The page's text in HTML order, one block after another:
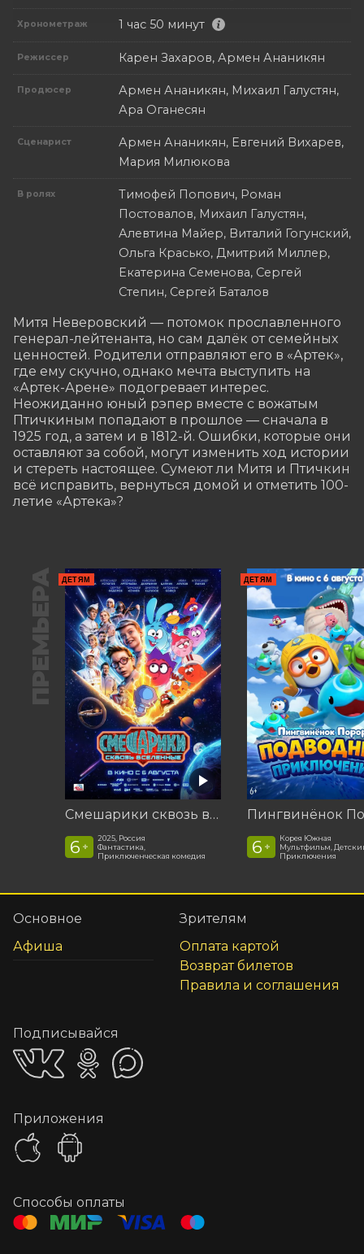
Хронометраж 1 час 50 минут
Режиссер Карен Захаров, Армен Ананикян
Продюсер
Армен Ананикян, Михаил Галустян,
Ара Оганесян
Сценарист
Армен Ананикян, Евгений Вихарев,
Мария Милюкова
В ролях
Тимофей Попович, Роман
Постовалов, Михаил Галустян,
Алевтина Майер, Виталий Гогунский,
Ольга Красько, Дмитрий Миллер,
Екатерина Семенова, Сергей
Степин, Сергей Баталов
Митя Неверовский — потомок прославленного
генерал-лейтенанта, но сам далёк от семейных
ценностей. Родители отправляют его в «Артек»,
где ему скучно, однако мечта выступить на
«Артек-Арене» подогревает интерес.
Неожиданно юный рэпер вместе с вожатым
Птичкиным попадают в прошлое — сначала в
1925 год, а затем и в 1812-й. Ошибки, которые они
оставляют за собой, могут изменить ход истории
и стереть настоящее. Сумеют ли Митя и Птичкин
всё исправить, вернуться домой и отметить 100-
летие «Артека»?
ПРЕМЬЕРА ДЕТЯМ
Смешарики сквозь вселенные
6 +
2025, Россия
Фантастика,
Приключенческая комедия
ДЕТЯМ
6 +
Корея Южная
Мультфильм,
Приключения
Основное
Афиша
Зрителям
Оплата картой
Возврат билетов
Правила и соглашения
Подписывайся
Приложения
Способы оплаты